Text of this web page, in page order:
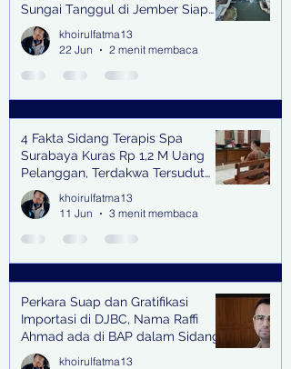
Sungai Tanggul di Jember Siap
Bangkitkan Swasembada Pangan
dan Pengendali Banjir
khoirulfatma13
22 Jun
2 menit membaca
4 Fakta Sidang Terapis Spa
Surabaya Kuras Rp 1,2 M Uang
Pelanggan, Terdakwa Tersudut
oleh Keterangan Saksi Kunci
khoirulfatma13
11 Jun
3 menit membaca
Perkara Suap dan Gratifikasi
Importasi di DJBC, Nama Raffi
Ahmad ada di BAP dalam Sidang
khoirulfatma13